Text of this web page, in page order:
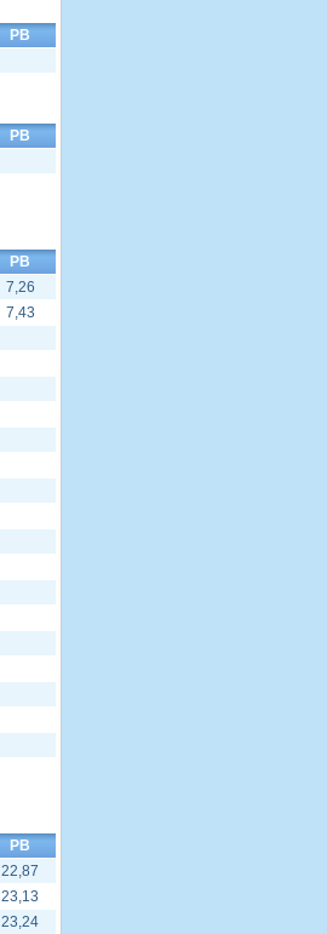
PB
PB
PB
7,26
7,43
PB
22,87
23,13
23,24